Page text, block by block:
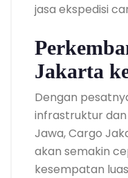
jasa ekspedisi
Jakarta
Dengan
infrastruktur
Jawa, Cargo
akan semakin
kesempatan